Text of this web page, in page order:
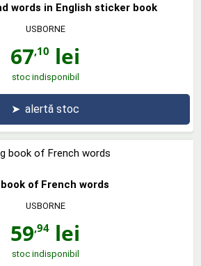
words in English sticker book
USBORNE
67,10 lei
stoc indisponibil
➤ alertă stoc
of French words
USBORNE
59,94 lei
stoc indisponibil